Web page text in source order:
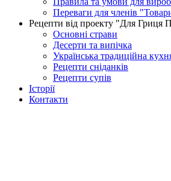
Переваги для членів
Рецепти від проекту "Для Гриця
Основні страви
Десерти та випічка
Українська традиційна
Рецепти сніданків
Рецепти супів
Історії
Контакти